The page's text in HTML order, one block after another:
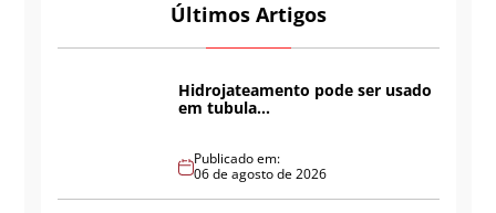
Últimos Artigos
Hidrojateamento pode ser usado
em tubula...
Publicado em:
06 de agosto de 2026